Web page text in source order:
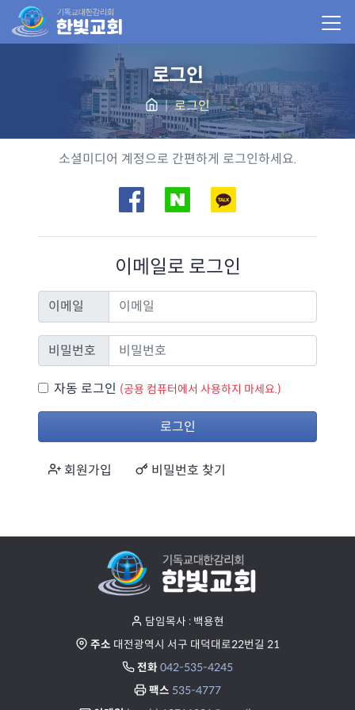
로그인
로그인
소셜로그인
소셜미디어 계정으로 간편하게 로그인하세요.
이메일로 로그인
이메일
이메일
비밀번호
비밀번호
자동 로그인
자동 로그인 (공용 컴퓨터에서 사용하지 마세요.)
로그인
회원가입 비밀번호 찾기
담임목사 : 백용현
주소 대전광역시 서구 대덕대로22번길 21
전화 042-535-4245
팩스 535-4777